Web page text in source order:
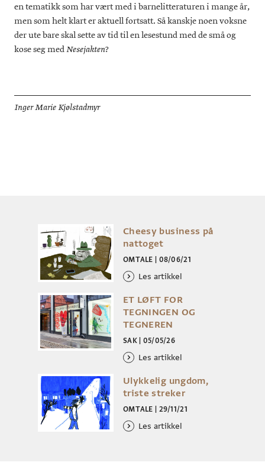
en tematikk som har vært med i barnelitteraturen i mange år,
men som helt klart er aktuell fortsatt. Så kanskje noen voksne
der ute bare skal sette av tid til en lesestund med de små og
kose seg medNesejakten?
Inger Marie Kjølstadmyr
Cheesy business på
nattoget
OMTALE 08/06/21
Les artikkel
ET LØFT FOR
TEGNINGEN OG
TEGNEREN
SAK 05/05/26
Les artikkel
Ulykkelig ungdom,
triste streker
OMTALE 29/11/21
Les artikkel